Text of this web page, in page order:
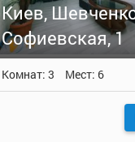
Киев,
Софиевская, 1
Комнат: 3 Мест: 6